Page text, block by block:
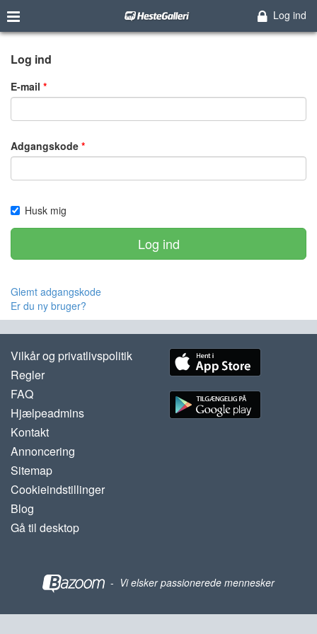
Log ind
Log ind
E-mail
Adgangskode
Husk mig
Log ind
Glemt adgangskode
Er du ny bruger?
Vilkår og privatlivspolitik
Regler
FAQ
Hjælpeadmins
Kontakt
Annoncering
Sitemap
Cookieindstillinger
Blog
Gå til desktop
- Vi elsker passionerede mennesker